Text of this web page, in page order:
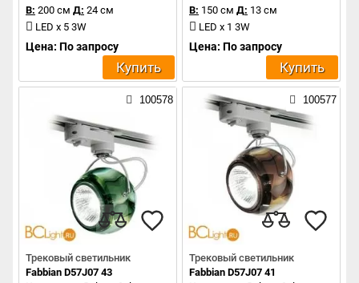
В: 200 см Д: 24 см
LED x 5 3W
Цена: По запросу
Купить
В: 150 см Д: 13 см
LED x 1 3W
Цена: По запросу
Купить
100578
Трековый светильник
Fabbian D57J07 43
100577
Трековый светильник
Fabbian D57J07 41